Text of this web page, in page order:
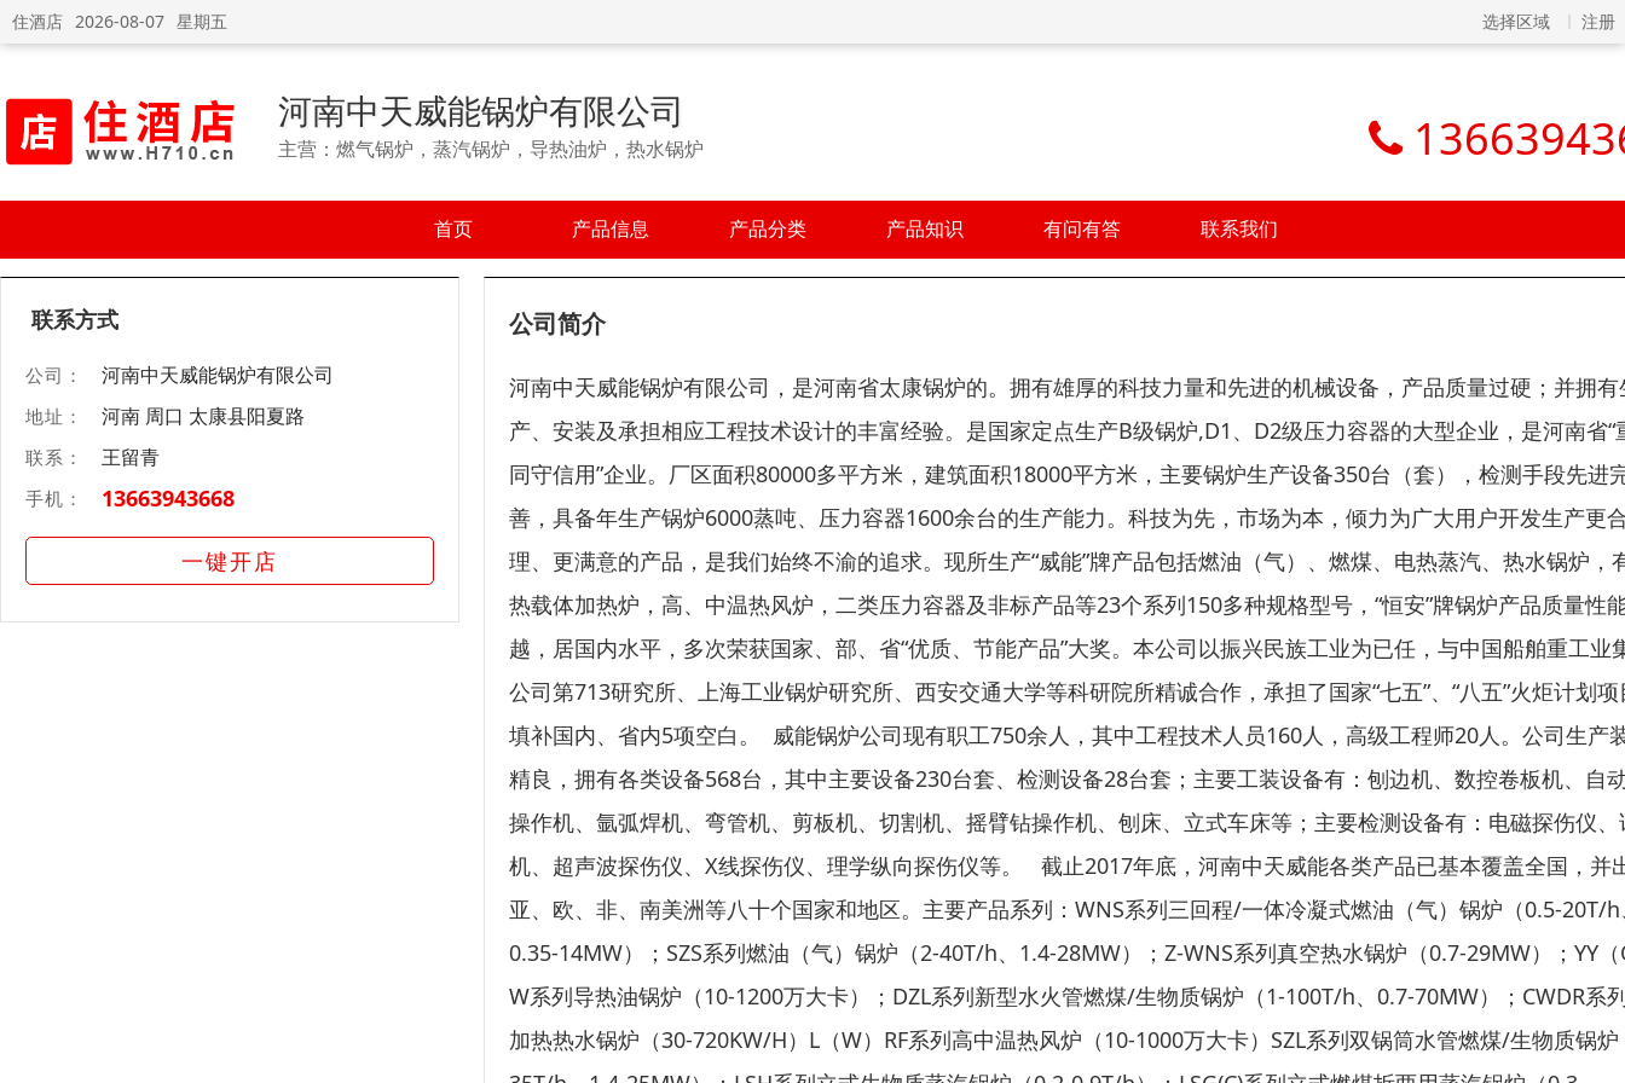
住酒店 2026-08-07 星期五 选择区域 注册
河南中天威能锅炉有限公司
主营：燃气锅炉，蒸汽锅炉，导热油炉，热水锅炉
首页 产品信息 产品分类 产品知识 有问有答 联系我们
联系方式
公司： 河南中天威能锅炉有限公司
地址： 河南 周口 太康县阳夏路
联系： 王留青
手机： 13663943668
一键开店
公司简介
河南中天威能锅炉有限公司，是河南省太康锅炉的。拥有雄厚的科技力量和先进的机械设备，产品质量过硬；并拥有
产、安装及承担相应工程技术设计的丰富经验。是国家定点生产B级锅炉,D1、D2级压力容器的大型企业，是河南省“
同守信用”企业。厂区面积80000多平方米，建筑面积18000平方米，主要锅炉生产设备350台（套），检测手段先进
善，具备年生产锅炉6000蒸吨、压力容器1600余台的生产能力。科技为先，市场为本，倾力为广大用户开发生产更
理、更满意的产品，是我们始终不渝的追求。现所生产“威能”牌产品包括燃油（气）、燃煤、电热蒸汽、热水锅炉，
热载体加热炉，高、中温热风炉，二类压力容器及非标产品等23个系列150多种规格型号，“恒安”牌锅炉产品质量性
越，居国内水平，多次荣获国家、部、省“优质、节能产品”大奖。本公司以振兴民族工业为已任，与中国船舶重工业
公司第713研究所、上海工业锅炉研究所、西安交通大学等科研院所精诚合作，承担了国家“七五”、“八五”火炬计划
填补国内、省内5项空白。 威能锅炉公司现有职工750余人，其中工程技术人员160人，高级工程师20人。公司生产
精良，拥有各类设备568台，其中主要设备230台套、检测设备28台套；主要工装设备有：刨边机、数控卷板机、自
操作机、氩弧焊机、弯管机、剪板机、切割机、摇臂钻操作机、刨床、立式车床等；主要检测设备有：电磁探伤仪、
机、超声波探伤仪、X线探伤仪、理学纵向探伤仪等。 截止2017年底，河南中天威能各类产品已基本覆盖全国，并
亚、欧、非、南美洲等八十个国家和地区。主要产品系列：WNS系列三回程/一体冷凝式燃油（气）锅炉（0.5-20T/
0.35-14MW）；SZS系列燃油（气）锅炉（2-40T/h、1.4-28MW）；Z-WNS系列真空热水锅炉（0.7-29MW）；YY
W系列导热油锅炉（10-1200万大卡）；DZL系列新型水火管燃煤/生物质锅炉（1-100T/h、0.7-70MW）；CWDR系
加热热水锅炉（30-720KW/H）L（W）RF系列高中温热风炉（10-1000万大卡）SZL系列双锅筒水管燃煤/生物质锅炉